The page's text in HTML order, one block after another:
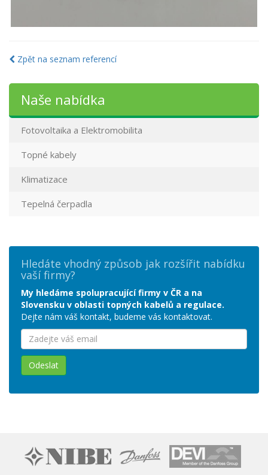
Zpět na seznam referencí
Naše nabídka
Fotovoltaika a Elektromobilita
Topné kabely
Klimatizace
Tepelná čerpadla
Hledáte vhodný způsob jak rozšířit nabídku
vaší firmy?
My hledáme spolupracující firmy v ČR a na
Slovensku v oblasti topných kabelů a regulace.
Dejte nám váš kontakt, budeme vás kontaktovat.
Odeslat